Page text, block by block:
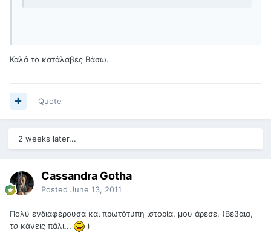
Καλά το κατάλαβες Βάσω.
Quote
2 weeks later...
Cassandra Gotha
Posted June 13, 2011
Πολύ ενδιαφέρουσα και πρωτότυπη ιστορία, μου άρεσε. (Βέβαια,
το κάνεις πάλι... )